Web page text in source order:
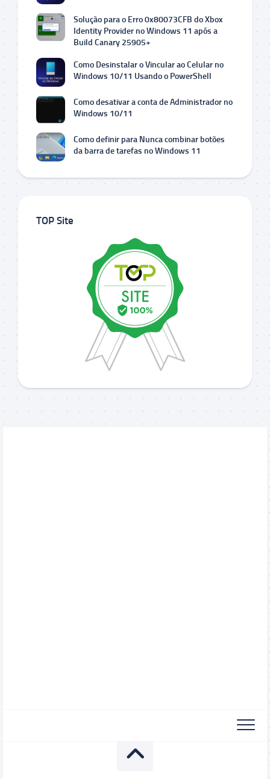
Solução para o Erro 0x80073CFB do Xbox
Identity Provider no Windows 11 após a
Build Canary 25905+
Como Desinstalar o Vincular ao Celular no
Windows 10/11 Usando o PowerShell
Como desativar a conta de Administrador no
Windows 10/11
Como definir para Nunca combinar botões
da barra de tarefas no Windows 11
TOP Site